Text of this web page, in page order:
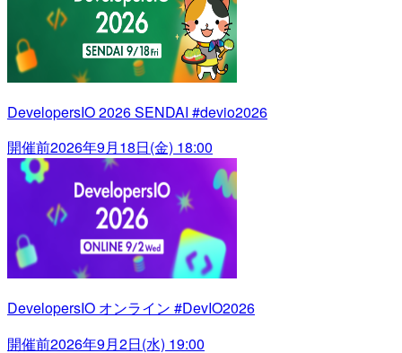
DevelopersIO 2026 SENDAI #devio2026
開催前2026年9月18日(金) 18:00
DevelopersIO オンライン #DevIO2026
開催前2026年9月2日(水) 19:00